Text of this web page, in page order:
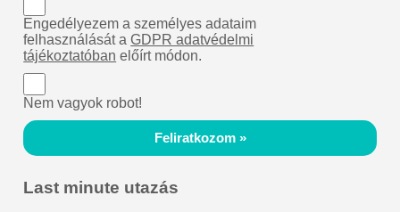
Engedélyezem a személyes adataim
felhasználását aGDPR adatvédelmi
tájékoztatóban előírt módon.
Nem vagyok robot!
Feliratkozom »
Last minute utazás